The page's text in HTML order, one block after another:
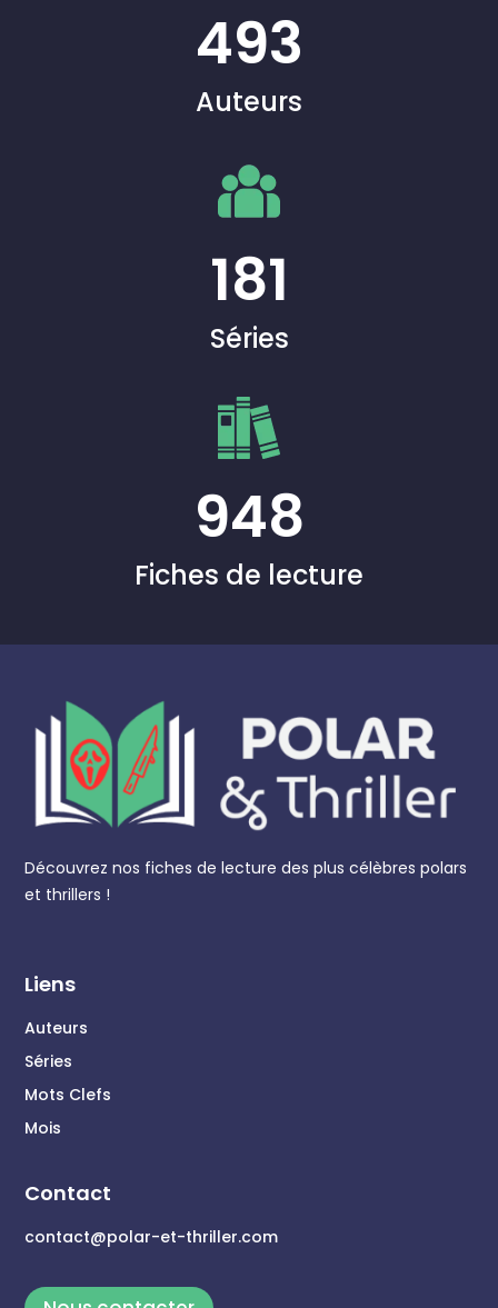
493
Auteurs
181
Séries
948
Fiches de lecture
Découvrez nos fiches de lecture des plus célèbres polars
et thrillers !
Liens
Auteurs
Séries
Mots Clefs
Mois
Contact
contact@polar-et-thriller.com